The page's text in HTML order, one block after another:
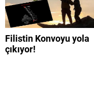
Filistin Konvoyu yola
çıkıyor!